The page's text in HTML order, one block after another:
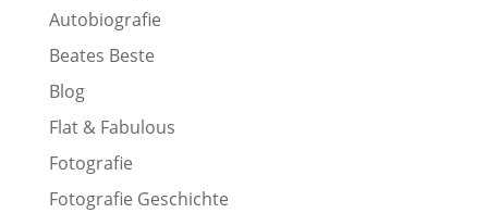
Autobiografie
Beates Beste
Blog
Flat & Fabulous
Fotografie
Fotografie Geschichte